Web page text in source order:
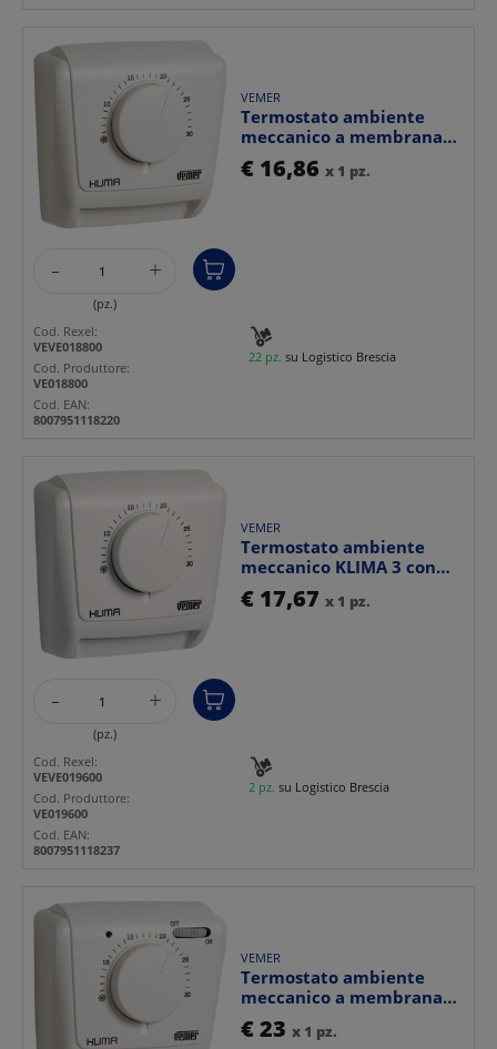
VEMER
Termostato ambiente
meccanico a membrana
gas KLIMA 2 per impianti...
€ 16,86 x 1 pz.
- +
(pz.)
22 pz. su Logistico Brescia
Cod. Rexel:
VEVE018800
Cod. Produttore:
VE018800
Cod. EAN:
8007951118220
VEMER
Termostato ambiente
meccanico KLIMA 3 con
manopola regolazione te...
€ 17,67 x 1 pz.
- +
(pz.)
2 pz. su Logistico Brescia
Cod. Rexel:
VEVE019600
Cod. Produttore:
VE019600
Cod. EAN:
8007951118237
VEMER
Termostato ambiente
meccanico a membrana
gas con manopola
regolaz...
€ 23 x 1 pz.